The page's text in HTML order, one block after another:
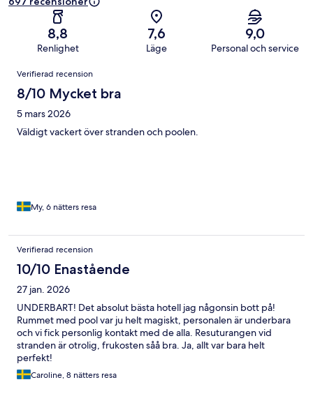
8,8
Renlighet
7,6
Läge
9,0
Personal och service
Recensioner
Verifierad recension
8/10 Mycket bra
5 mars 2026
Väldigt vackert över stranden och poolen.
My, 6 nätters resa
Verifierad recension
10/10 Enastående
27 jan. 2026
UNDERBART! Det absolut bästa hotell jag någonsin bott på!
Rummet med pool var ju helt magiskt, personalen är underbara
och vi fick personlig kontakt med de alla. Resuturangen vid
stranden är otrolig, frukosten såå bra. Ja, allt var bara helt
perfekt!
Caroline, 8 nätters resa